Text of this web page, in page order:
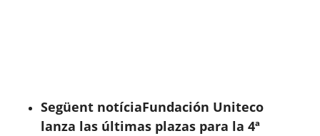
Següent notíciaFundación Uniteco
lanza las últimas plazas para la 4ª